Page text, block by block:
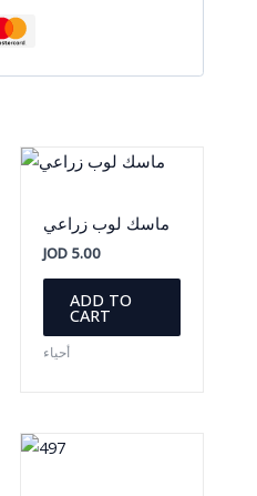
ماسك لوب زراعي
JOD 5.00
ADD TO
CART
أحياء